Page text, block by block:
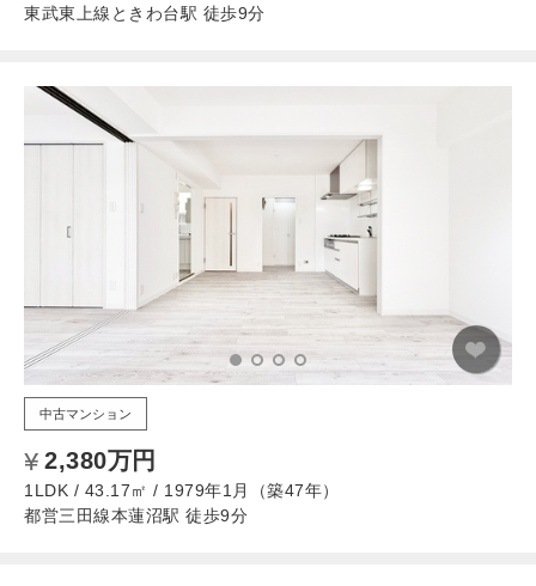
東武東上線ときわ台駅 徒歩9分
中古マンション
2,380万円
1LDK / 43.17㎡ / 1979年1月（築47年）
都営三田線本蓮沼駅 徒歩9分